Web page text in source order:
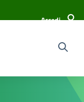
Accedi